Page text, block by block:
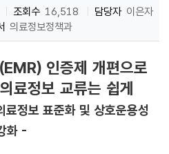
조회수 16,518 담당자 이은자
의료정보정책과
인증제 개편으로
료정보 교류는 쉽게
정보 표준화 및 상호운용성
화 -